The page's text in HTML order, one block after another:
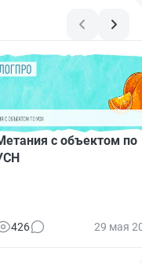
с объектом по
426 29 мая